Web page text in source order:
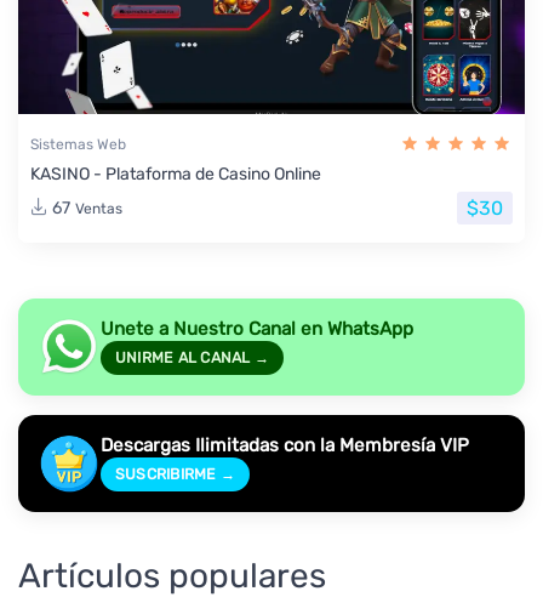
Sistemas Web
KASINO - Plataforma de Casino Online
67 Ventas $30
Unete a Nuestro Canal en WhatsApp
UNIRME AL CANAL →
Descargas Ilimitadas con la Membresía VIP
SUSCRIBIRME →
Artículos populares